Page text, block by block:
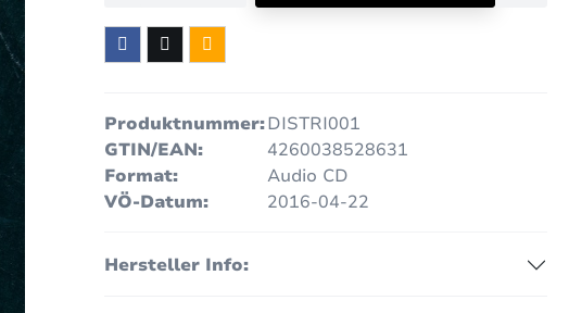
Produktnummer:DISTRI001
GTIN/EAN:
4260038528631
Format:
Audio CD
VÖ-Datum:
2016-04-22
Hersteller Info: